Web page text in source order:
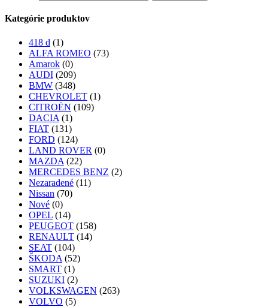
Kategórie produktov
418 d (1)
ALFA ROMEO (73)
Amarok (0)
AUDI (209)
BMW (348)
CHEVROLET (1)
CITROËN (109)
DACIA (1)
FIAT (131)
FORD (124)
LAND ROVER (0)
MAZDA (22)
MERCEDES BENZ (2)
Nezaradené (11)
Nissan (70)
Nové (0)
OPEL (14)
PEUGEOT (158)
RENAULT (14)
SEAT (104)
ŠKODA (52)
SMART (1)
SUZUKI (2)
VOLKSWAGEN (263)
VOLVO (5)